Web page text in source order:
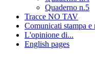
Quaderno n.5
Tracce NO TAV
Comunicati stampa e
L'opinione di...
English pages